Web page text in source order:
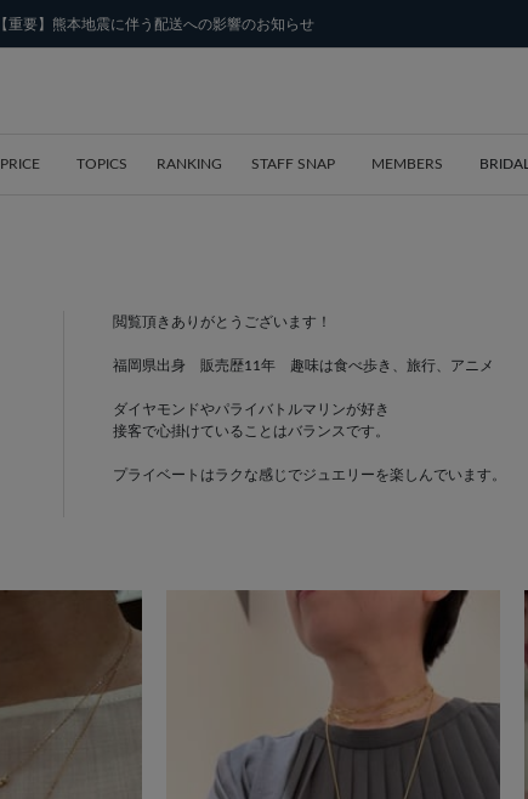
【重要】熊本地震に伴う配送への影響のお知らせ
PRICE TOPICS RANKING STAFF SNAP MEMBERS BRIDAL
閲覧頂きありがとうございます！
福岡県出身 販売歴11年 趣味は食べ歩き、旅行、アニメ
ダイヤモンドやパライバトルマリンが好き
接客で心掛けていることはバランスです。
プライベートはラクな感じでジュエリーを楽しんでいます。